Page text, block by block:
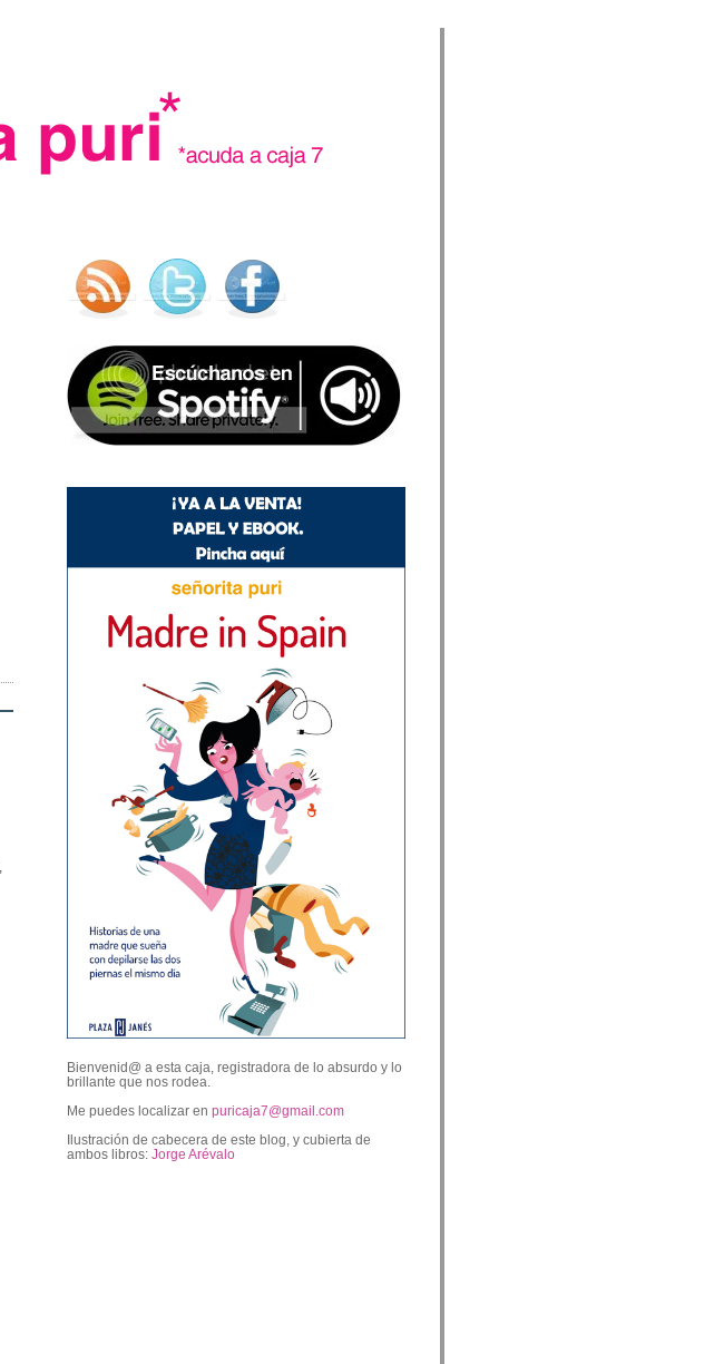
Bienvenid@ a esta caja, registradora de lo absurdo y lo
brillante que nos rodea.
Me puedes localizar en puricaja7@gmail.com
Ilustración de cabecera de este blog, y cubierta de
ambos libros: Jorge Arévalo